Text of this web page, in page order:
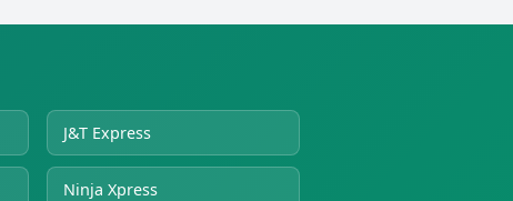
J&T Express
Ninja Xpress